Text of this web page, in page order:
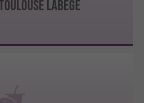
LABÈGE